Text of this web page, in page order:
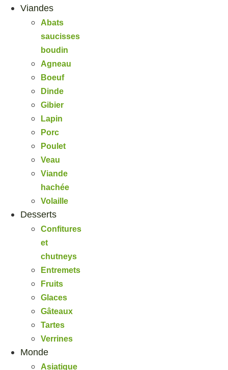
Viandes
Abats
saucisses
boudin
Agneau
Boeuf
Dinde
Gibier
Lapin
Porc
Poulet
Veau
Viande
hachée
Volaille
Desserts
Confitures
et
chutneys
Entremets
Fruits
Glaces
Gâteaux
Tartes
Verrines
Monde
Asiatique